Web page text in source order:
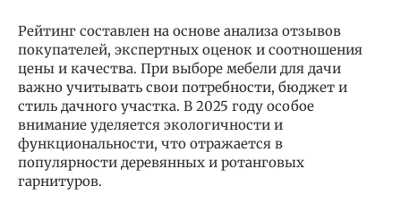
Рейтинг составлен на основе анализа отзывов
покупателей, экспертных оценок и соотношения
цены и качества. При выборе мебели для дачи
важно учитывать свои потребности, бюджет и
стиль дачного участка. В 2025 году особое
внимание уделяется экологичности и
функциональности, что отражается в
популярности деревянных и ротанговых
гарнитуров.